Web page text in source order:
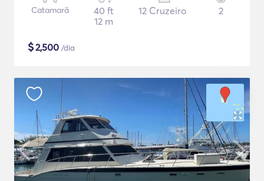
Catamarã
40 ft
12 m
12 Cruzeiro 2
$2,500 /dia